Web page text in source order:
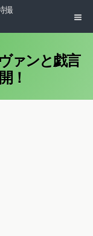
撮
ァンと戯言
！